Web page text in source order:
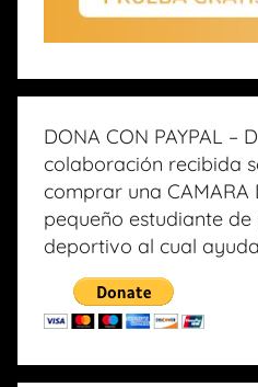
DONA CON PAYPAL –
colaboración recibida
comprar una CAMARA
pequeño estudiante
deportivo al cual